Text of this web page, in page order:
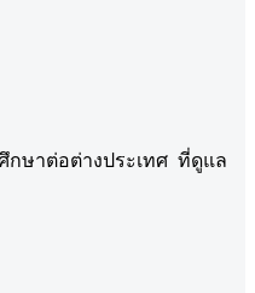
กษาต่อต่างประเทศ ที่ดูแล